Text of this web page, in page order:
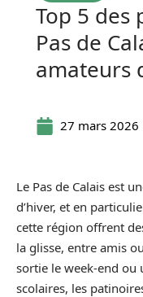
Top 5 des
Pas de
amateurs
27 mars 2026
Le Pas de Calais est
d’hiver, et en
cette région offrent
la glisse, entre amis
sortie le week-end ou
scolaires, les